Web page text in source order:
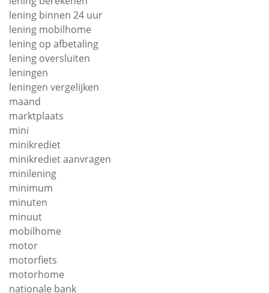
lening binnen 24 uur
lening mobilhome
lening op afbetaling
lening oversluiten
leningen
leningen vergelijken
maand
marktplaats
mini
minikrediet
minikrediet aanvragen
minilening
minimum
minuten
minuut
mobilhome
motor
motorfiets
motorhome
nationale bank